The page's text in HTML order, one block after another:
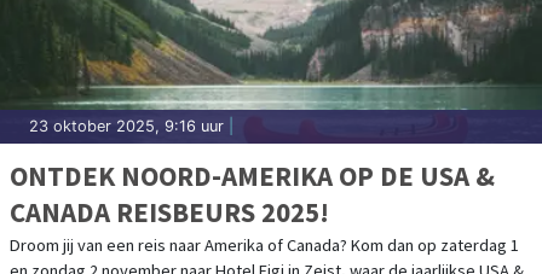
23 oktober 2025, 9:16 uur
ONTDEK NOORD-AMERIKA OP DE USA &
CANADA REISBEURS 2025!
Droom jij van een reis naar Amerika of Canada? Kom dan op zaterdag 1